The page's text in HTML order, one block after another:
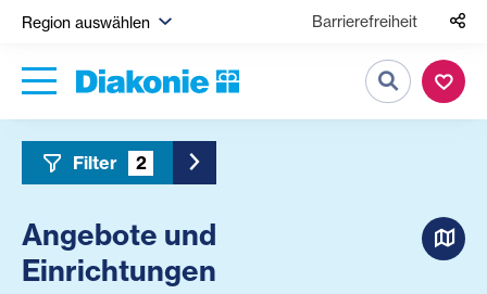
Region auswählen Barrierefreiheit
Suche
Filter 2 Toggle Sidebar Filter
Angebote und
Einrichtungen